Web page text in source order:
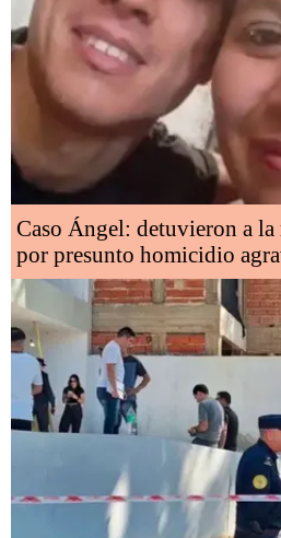
Caso Ángel: detuvieron a la
por presunto homicidio